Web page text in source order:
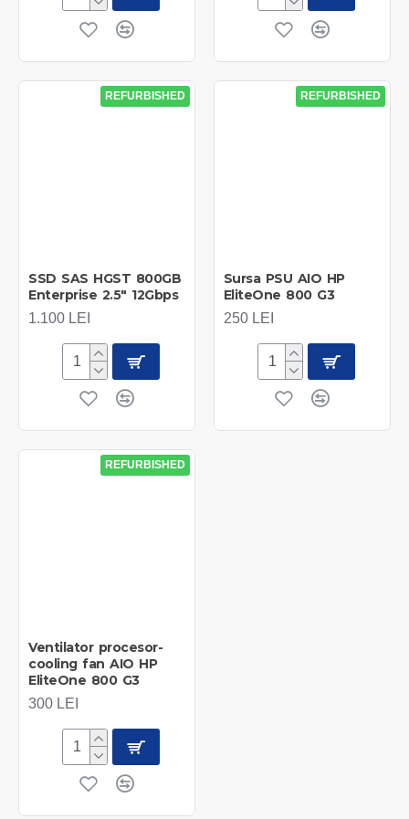
REFURBISHED
SSD SAS HGST 800GB
Enterprise 2.5" 12Gbps
1.100 LEI
REFURBISHED
Sursa PSU AIO HP
EliteOne 800 G3
250 LEI
REFURBISHED
Ventilator procesor-
cooling fan AIO HP
EliteOne 800 G3
300 LEI